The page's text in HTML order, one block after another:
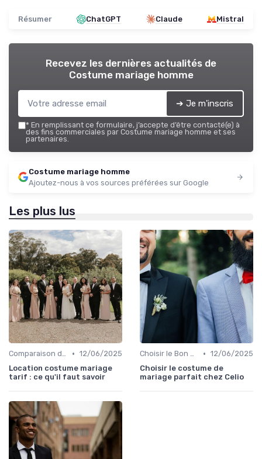
Résumer ChatGPT Claude Mistral
Recevez les dernières actualités de
Costume mariage homme
➔ Je m'inscris
* En remplissant ce formulaire, j’accepte d’être contacté(e) à
des fins commerciales par Costume mariage homme et ses
partenaires.
Costume mariage homme
Ajoutez-nous à vos sources préférées sur Google
Les plus lus
Comparaison de Prix et de Marques • 12/06/2025
Location costume mariage
tarif : ce qu'il faut savoir
Choisir le Bon Costume • 12/06/2025
Choisir le costume de
mariage parfait chez Celio